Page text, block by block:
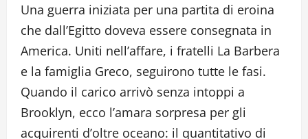
Una guerra iniziata per una partita di eroina
che dall’Egitto doveva essere consegnata in
America. Uniti nell’affare, i fratelli La Barbera
e la famiglia Greco, seguirono tutte le fasi.
Quando il carico arrivò senza intoppi a
Brooklyn, ecco l’amara sorpresa per gli
acquirenti d’oltre oceano: il quantitativo di